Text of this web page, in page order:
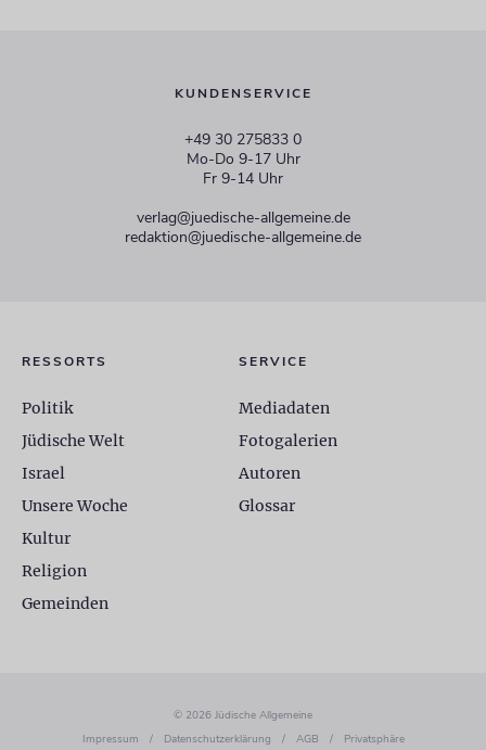
KUNDENSERVICE
+49 30 275833 0
Mo-Do 9-17 Uhr
Fr 9-14 Uhr
verlag@juedische-allgemeine.de
redaktion@juedische-allgemeine.de
RESSORTS
Politik
Jüdische Welt
Israel
Unsere Woche
Kultur
Religion
Gemeinden
SERVICE
Mediadaten
Fotogalerien
Autoren
Glossar
© 2026 Jüdische Allgemeine
Impressum
/ Datenschutzerklärung / AGB / Privatsphäre